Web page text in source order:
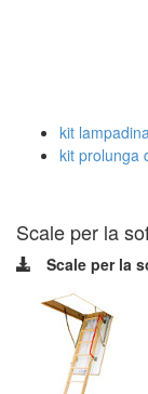
kit
kit prolunga
Scale per la
Scale per la